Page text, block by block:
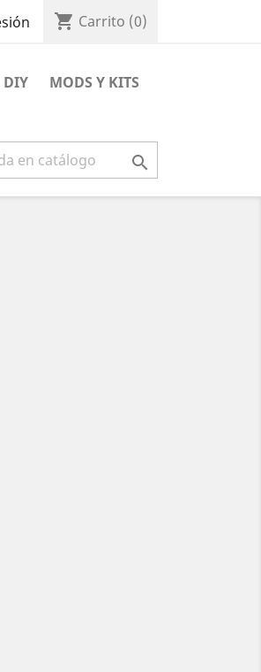
shopping_cart Carrito (0)
DIY
MODS Y KITS
